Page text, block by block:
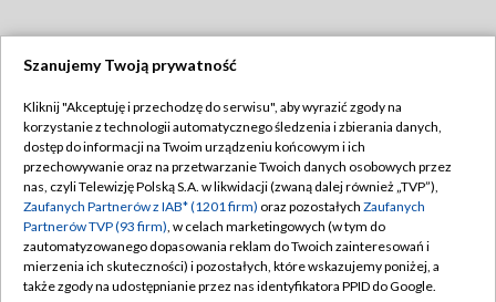
TVP
Abonament TVP
Emisja w TVP
Centrum informacji TVP
Naziemna Telewizja Cyfrowa
Regulamin TVP
Polityka prywatności
Moje zgody
Pomoc
Szanujemy Twoją prywatność
Kliknij "Akceptuję i przechodzę do serwisu", aby wyrazić zgody na
korzystanie z technologii automatycznego śledzenia i zbierania danych,
dostęp do informacji na Twoim urządzeniu końcowym i ich
przechowywanie oraz na przetwarzanie Twoich danych osobowych przez
nas, czyli Telewizję Polską S.A. w likwidacji (zwaną dalej również „TVP”),
Zaufanych Partnerów z IAB* (1201 firm) oraz pozostałych Zaufanych
Partnerów TVP (93 firm), w celach marketingowych (w tym do
zautomatyzowanego dopasowania reklam do Twoich zainteresowań i
mierzenia ich skuteczności) i pozostałych, które wskazujemy poniżej, a
także zgody na udostępnianie przez nas identyfikatora PPID do Google.